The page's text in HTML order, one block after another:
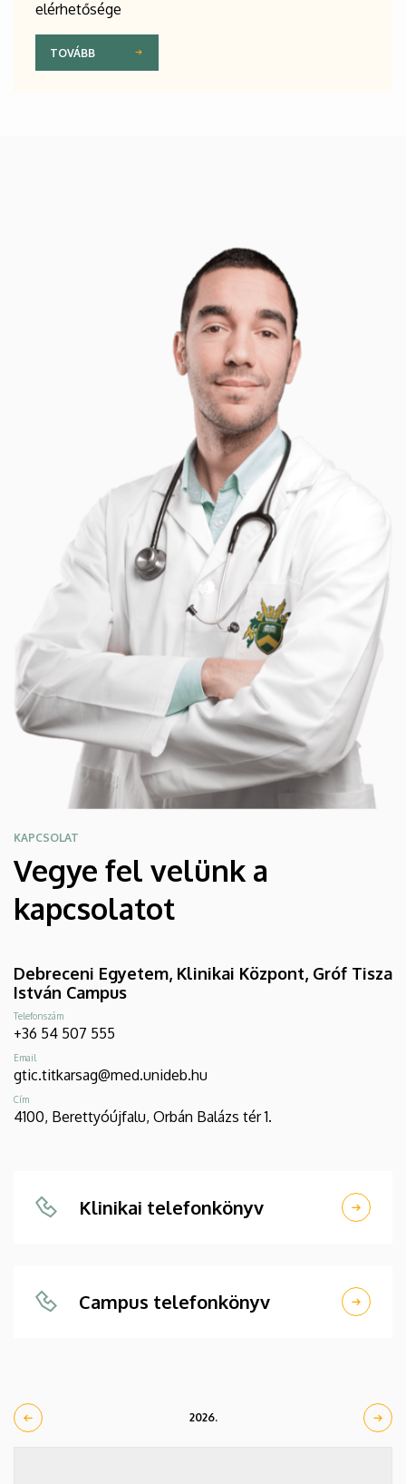
elérhetősége
TOVÁBB
KAPCSOLAT
Vegye fel velünk a
kapcsolatot
Debreceni Egyetem, Klinikai Központ, Gróf Tisza
István Campus
Telefonszám
+36 54 507 555
Email
gtic.titkarsag@med.unideb.hu
Cím
4100, Berettyóújfalu, Orbán Balázs tér 1.
Klinikai telefonkönyv
Campus telefonkönyv
2026.